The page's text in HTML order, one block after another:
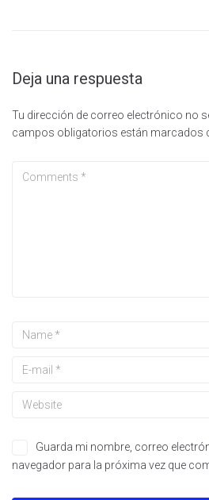
Deja una respuesta
Tu dirección de correo electrónico no
campos obligatorios están marcados
Guarda mi nombre, correo
navegador para la próxima vez que